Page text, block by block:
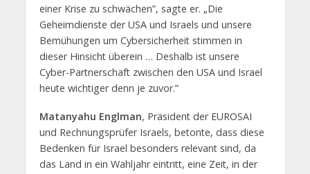
einer Krise zu schwächen”, sagte er. „Die
Geheimdienste der USA und Israels und unsere
Bemühungen um Cybersicherheit stimmen in
dieser Hinsicht überein … Deshalb ist unsere
Cyber-Partnerschaft zwischen den USA und Israel
heute wichtiger denn je zuvor.”
Matanyahu Englman, Präsident der EUROSAI
und Rechnungsprüfer Israels, betonte, dass diese
Bedenken für Israel besonders relevant sind, da
das Land in ein Wahljahr eintritt, eine Zeit, in der